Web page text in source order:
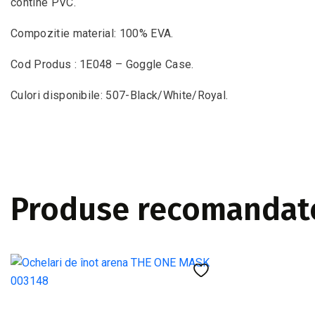
Compozitie material: 100% EVA.
Cod Produs : 1E048 – Goggle Case.
Culori disponibile: 507-Black/White/Royal.
Produse